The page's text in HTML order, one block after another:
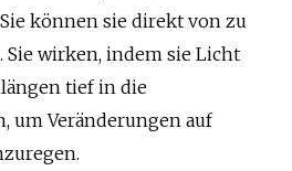
können sie direkt von zu
Sie wirken, indem sie Licht
tief in die
um Veränderungen auf